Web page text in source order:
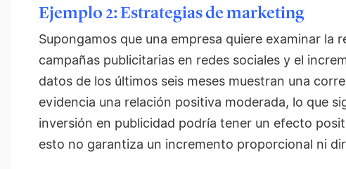
Ejemplo 2: Estrategias de marketing
Supongamos que una empresa quiere examinar la
campañas publicitarias en redes sociales y el
datos de los últimos seis meses muestran una
evidencia una relación positiva moderada, lo que
inversión en publicidad podría tener un efecto
esto no garantiza un incremento proporcional ni